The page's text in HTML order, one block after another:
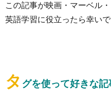
この記事が映画・マーベル
英語学習に役立ったら幸いで
タ グを使って好きな記